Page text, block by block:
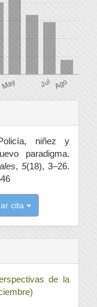
niñez y
paradigma.
,5(18), 3–26.
cita
de la